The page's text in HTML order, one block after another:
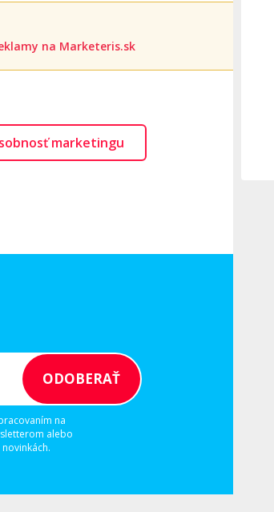
na Marketeris.sk
marketingu
na
alebo